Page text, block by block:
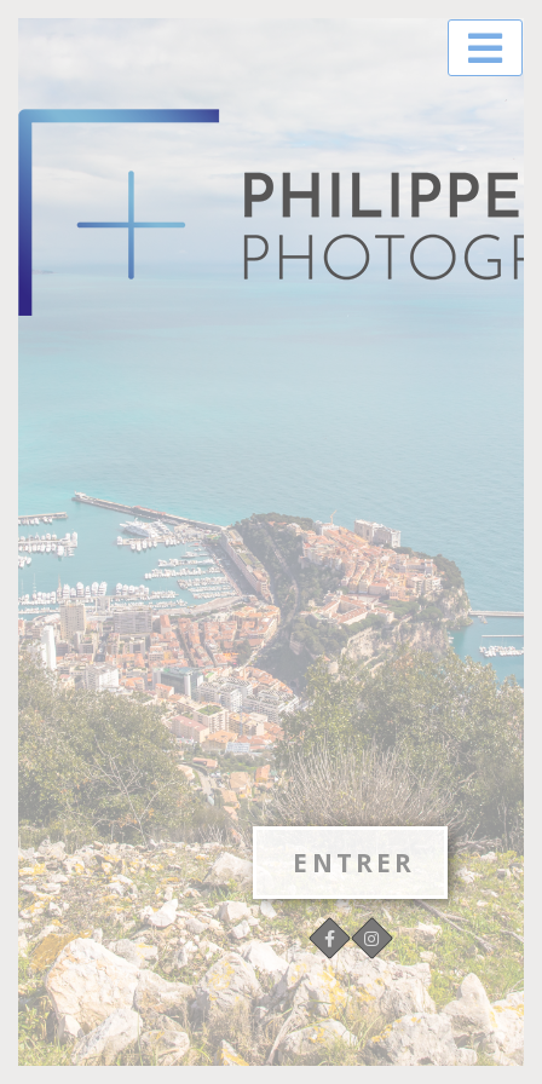
ENTRER